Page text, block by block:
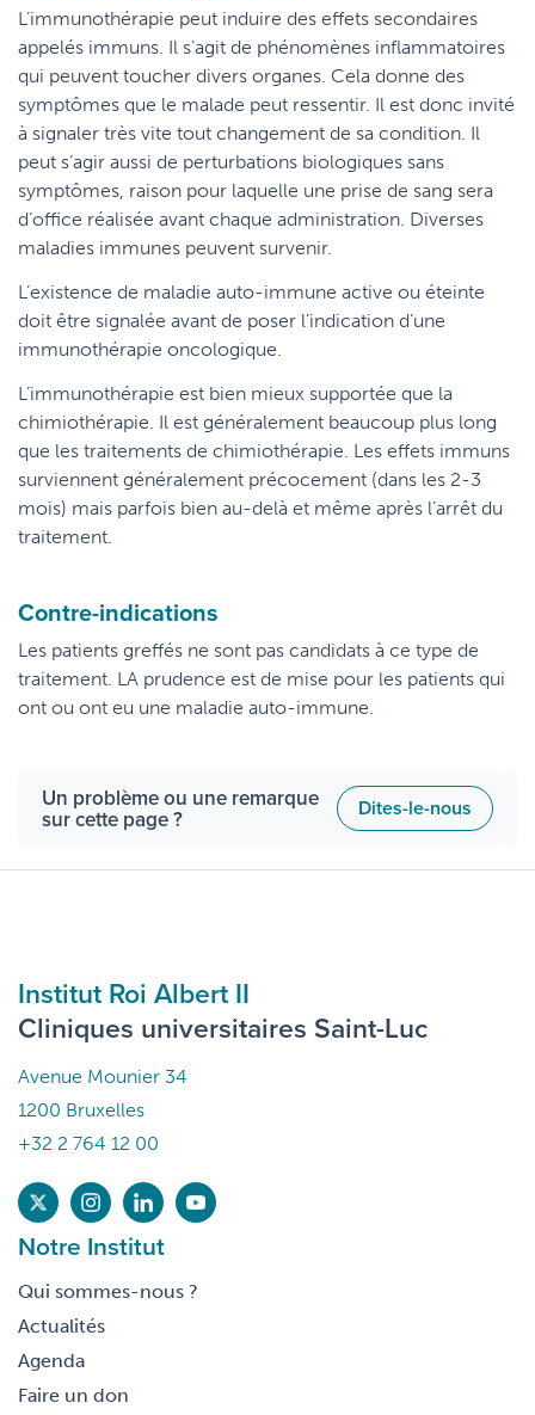
L’immunothérapie peut induire des effets secondaires
appelés immuns. Il s’agit de phénomènes inflammatoires
qui peuvent toucher divers organes. Cela donne des
symptômes que le malade peut ressentir. Il est donc invité
à signaler très vite tout changement de sa condition. Il
peut s’agir aussi de perturbations biologiques sans
symptômes, raison pour laquelle une prise de sang sera
d’office réalisée avant chaque administration. Diverses
maladies immunes peuvent survenir.
L’existence de maladie auto-immune active ou éteinte
doit être signalée avant de poser l’indication d’une
immunothérapie oncologique.
L’immunothérapie est bien mieux supportée que la
chimiothérapie. Il est généralement beaucoup plus long
que les traitements de chimiothérapie. Les effets immuns
surviennent généralement précocement (dans les 2-3
mois) mais parfois bien au-delà et même après l’arrêt du
traitement.
Contre-indications
Les patients greffés ne sont pas candidats à ce type de
traitement. LA prudence est de mise pour les patients qui
ont ou ont eu une maladie auto-immune.
Un problème ou une remarque
sur cette page ? Dites-le-nous
Institut Roi Albert II
Cliniques universitaires Saint-Luc
Avenue Mounier 34
1200 Bruxelles
+32 2 764 12 00
Notre Institut
Qui sommes-nous ?
Actualités
Agenda
Faire un don